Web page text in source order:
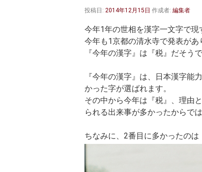
投稿日: 2014年12月15日 作成者: 編集者
今年1年の世相を漢字一文字で現
今年も1京都の清水寺で発表があ
『今年の漢字』は『税』だそうで
『今年の漢字』は、日本漢字能
かった字が選ばれます。
その中から今年は『税』、理由
られる出来事が多かったからで
ちなみに、2番目に多かったのは